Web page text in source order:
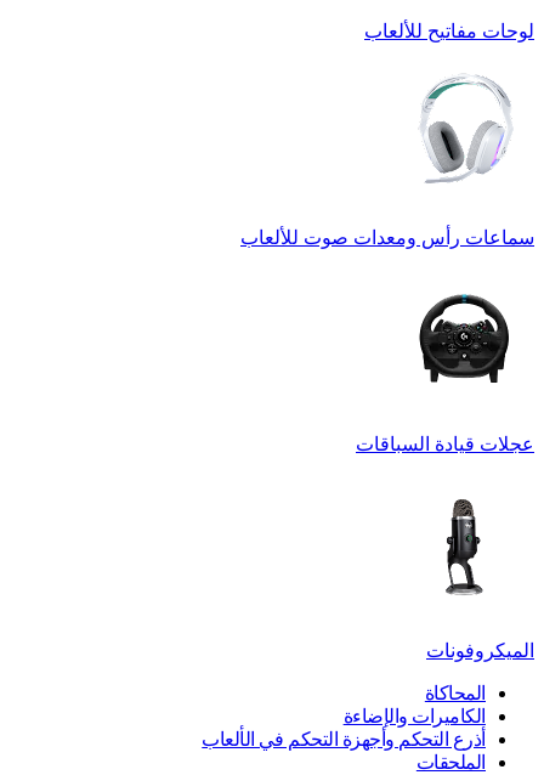
لوحات مفاتيح للألعاب
سماعات رأس ومعدات صوت للألعاب
عجلات قيادة السباقات
الميكروفونات
المحاكاة
الكاميرات والإضاءة
أذرع التحكم وأجهزة التحكم في الألعاب
الملحقات